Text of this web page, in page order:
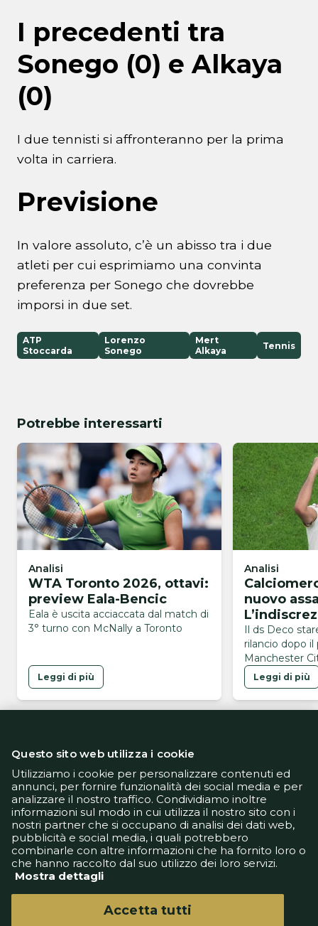
I precedenti tra
Sonego (0) e Alkaya
(0)
I due tennisti si affronteranno per la prima
volta in carriera.
Previsione
In valore assoluto, c’è un abisso tra i due
atleti per cui esprimiamo una convinta
preferenza per Sonego che dovrebbe
imporsi in due set.
ATP
Stoccarda
Lorenzo
Sonego
Mert
Alkaya
Tennis
Potrebbe interessarti
Analisi
WTA Toronto 2026, ottavi:
preview Eala-Bencic
Eala è uscita acciaccata dal match di
3° turno con McNally a Toronto
Leggi di più
Analisi
nuovo
del
Il ds Deco
rilancio dopo
Manchester
avrebbe già
volontà di
blaugrana
Leggi di più
Informativa Privacy
Informativa Cookie
Tech App
Gestione preferenze
support@goldbetlive.it
Questo sito web utilizza i cookie
Utilizziamo i cookie per personalizzare contenuti ed
annunci, per fornire funzionalità dei social media e per
analizzare il nostro traffico. Condividiamo inoltre
informazioni sul modo in cui utilizza il nostro sito con i
nostri partner che si occupano di analisi dei dati web,
pubblicità e social media, i quali potrebbero
combinarle con altre informazioni che ha fornito loro o
che hanno raccolto dal suo utilizzo dei loro servizi.
Mostra dettagli
Accetta tutti